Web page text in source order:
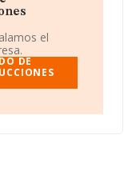
en Calle
sobre 231.218
nacional la
de euros y se
entre todas
de Madrid), en la
el
DE